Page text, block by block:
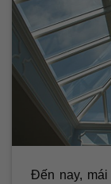
Đến nay,